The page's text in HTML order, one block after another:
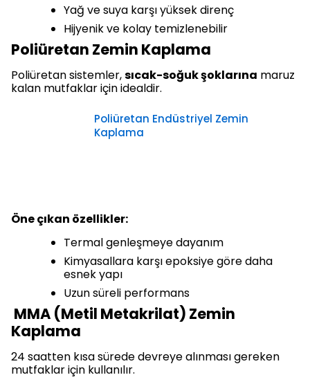
Yağ ve suya karşı yüksek direnç
Hijyenik ve kolay temizlenebilir
Poliüretan Zemin Kaplama
Poliüretan sistemler,sıcak-soğuk şoklarına maruz
kalan mutfaklar için idealdir.
Poliüretan Endüstriyel Zemin
Kaplama
Öne çıkan özellikler:
Termal genleşmeye dayanım
Kimyasallara karşı epoksiye göre daha
esnek yapı
Uzun süreli performans
MMA (Metil Metakrilat) Zemin
Kaplama
24 saatten kısa sürede devreye alınması gereken
mutfaklar için kullanılır.